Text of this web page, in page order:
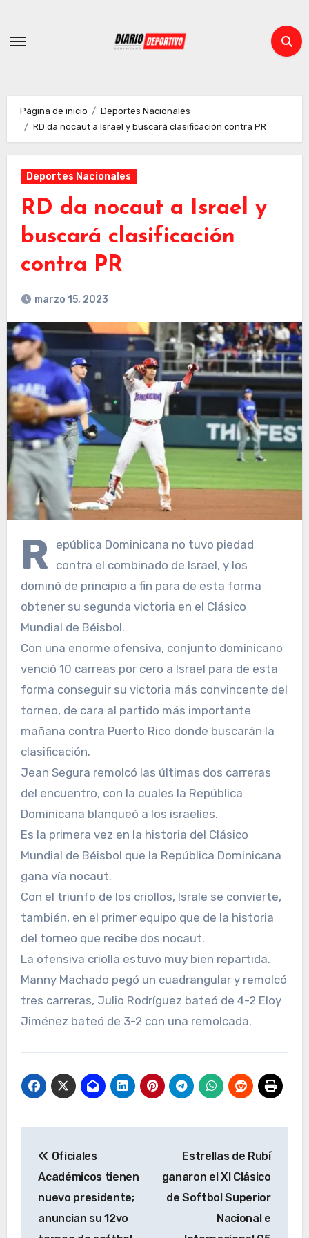
contenido
Página de inicio
Deportes Nacionales
RD da nocaut a Israel y buscará clasificación contra PR
Deportes Nacionales
RD da nocaut a Israel y
buscará clasificación
contra PR
marzo 15, 2023
R
epública Dominicana no tuvo piedad
contra el combinado de Israel, y los
dominó de principio a fin para de esta forma
obtener su segunda victoria en el Clásico
Mundial de Béisbol.
Con una enorme ofensiva, conjunto dominicano
venció 10 carreas por cero a Israel para de esta
forma conseguir su victoria más convincente del
torneo, de cara al partido más importante
mañana contra Puerto Rico donde buscarán la
clasificación.
Jean Segura remolcó las últimas dos carreras
del encuentro, con la cuales la República
Dominicana blanqueó a los israelíes.
Es la primera vez en la historia del Clásico
Mundial de Béisbol que la República Dominicana
gana vía nocaut.
Con el triunfo de los criollos, Israle se convierte,
también, en el primer equipo que de la historia
del torneo que recibe dos nocaut.
La ofensiva criolla estuvo muy bien repartida.
Manny Machado pegó un cuadrangular y remolcó
tres carreras, Julio Rodríguez bateó de 4-2 Eloy
Jiménez bateó de 3-2 con una remolcada.
de
entradas
Oficiales
Académicos tienen
nuevo presidente;
anuncian su 12vo
Estrellas de Rubí
ganaron el XI Clásico
de Softbol Superior
Nacional e